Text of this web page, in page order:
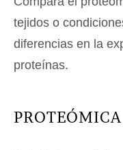
tejidos o
diferencias en la
proteínas.